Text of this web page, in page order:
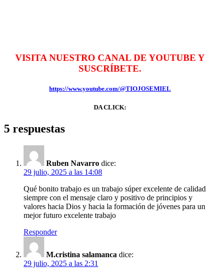
VISITA NUESTRO CANAL DE YOUTUBE Y
SUSCRÍBETE.
https://www.youtube.com/@TIOJOSEMIEL
DA CLICK:
5 respuestas
Ruben Navarro dice:
29 julio, 2025 a las 14:08
Qué bonito trabajo es un trabajo súper excelente de calidad
siempre con el mensaje claro y positivo de principios y
valores hacia Dios y hacia la formación de jóvenes para un
mejor futuro excelente trabajo
Responder
M.cristina salamanca dice:
29 julio, 2025 a las 2:31